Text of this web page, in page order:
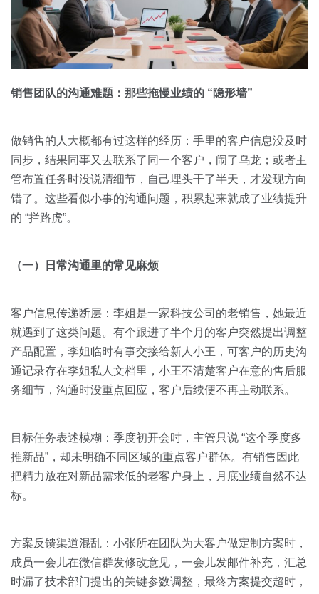
销售团队的沟通难题：那些拖慢业绩的 “隐形墙”
做销售的人大概都有过这样的经历：手里的客户信息没及时
同步，结果同事又去联系了同一个客户，闹了乌龙；或者主
管布置任务时没说清细节，自己埋头干了半天，才发现方向
错了。这些看似小事的沟通问题，积累起来就成了业绩提升
的 “拦路虎”。
（一）日常沟通里的常见麻烦
客户信息传递断层：李姐是一家科技公司的老销售，她最近
就遇到了这类问题。有个跟进了半个月的客户突然提出调整
产品配置，李姐临时有事交接给新人小王，可客户的历史沟
通记录存在李姐私人文档里，小王不清楚客户在意的售后服
务细节，沟通时没重点回应，客户后续便不再主动联系。
目标任务表述模糊：季度初开会时，主管只说 “这个季度多
推新品”，却未明确不同区域的重点客户群体。有销售因此
把精力放在对新品需求低的老客户身上，月底业绩自然不达
标。
方案反馈渠道混乱：小张所在团队为大客户做定制方案时，
成员一会儿在微信群发修改意见，一会儿发邮件补充，汇总
时漏了技术部门提出的关键参数调整，最终方案提交超时，